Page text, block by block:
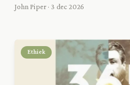
John Piper · 3 dec 2026
Ethiek